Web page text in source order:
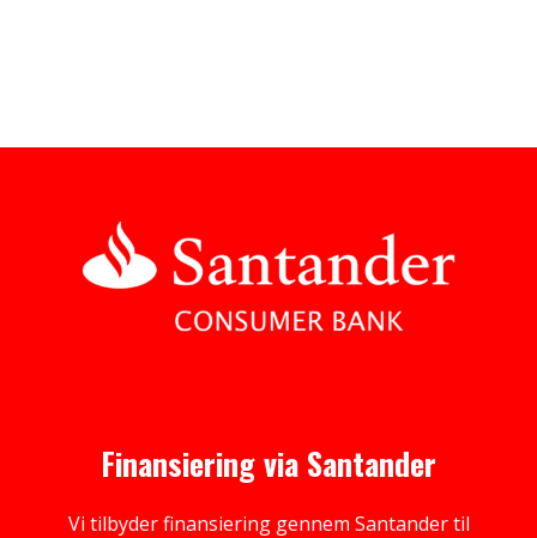
Finansiering via Santander
Vi tilbyder finansiering gennem Santander til